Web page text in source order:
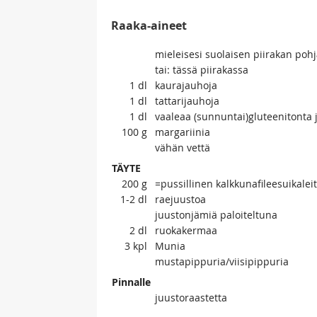
Raaka-aineet
mieleisesi suolaisen piirakan
tai: tässä piirakassa
1 dl
kaurajauhoja
1 dl
tattarijauhoja
1 dl
vaaleaa (sunnuntai)gluteenitonta
100 g
margariinia
vähän vettä
TÄYTE
200 g =pussillinen
1-2 dl
raejuustoa
juustonjämiä paloiteltuna
2 dl
ruokakermaa
3 kpl
Munia
mustapippuria/viisipippuria
Pinnalle
juustoraastetta